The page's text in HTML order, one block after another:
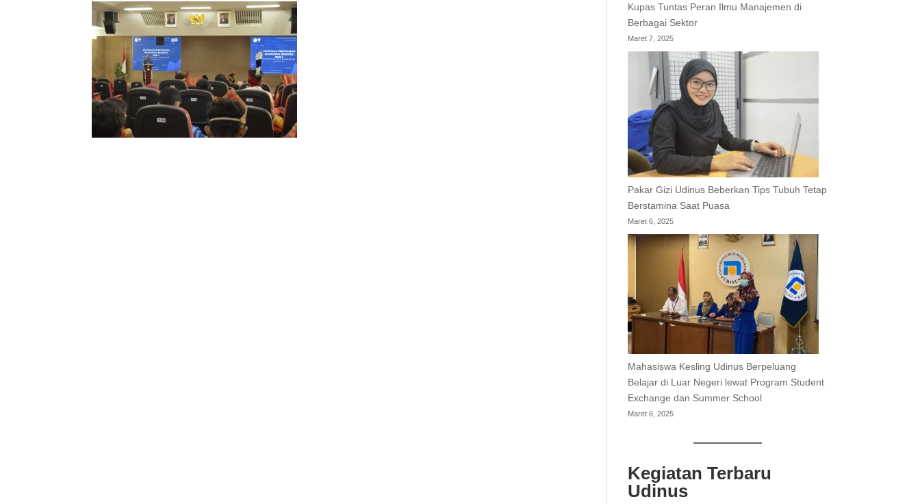
Kupas Tuntas Peran Ilmu Manajemen di
Berbagai Sektor
Maret 7, 2025
Pakar Gizi Udinus Beberkan Tips Tubuh Tetap
Berstamina Saat Puasa
Maret 6, 2025
Mahasiswa Kesling Udinus Berpeluang
Belajar di Luar Negeri lewat Program Student
Exchange dan Summer School
Maret 6, 2025
Kegiatan Terbaru
Udinus